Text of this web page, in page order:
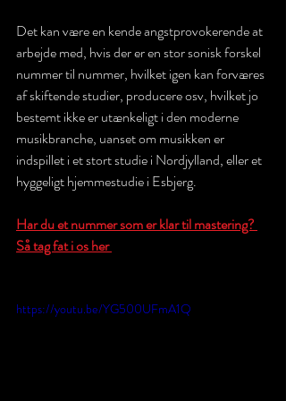
Det kan være en kende angstprovokerende at
arbejde med, hvis der er en stor sonisk forskel
nummer til nummer, hvilket igen kan forværes
af skiftende studier, producere osv, hvilket jo
bestemt ikke er utænkeligt i den moderne
musikbranche, uanset om musikken er
indspillet i et stort studie i Nordjylland, eller et
hyggeligt hjemmestudie i Esbjerg.
Har du et nummer som er klar til mastering?
Så tag fat i os her
https://youtu.be/YG500UFmA1Q